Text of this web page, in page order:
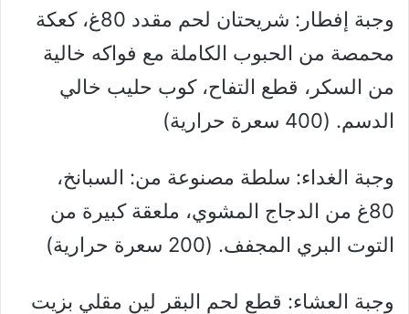
وجبة إفطار: شريحتان لحم مقدد 80غ، كعكة
محمصة من الحبوب الكاملة مع فواكه خالية
من السكر، قطع التفاح، كوب حليب خالي
الدسم. (400 سعرة حرارية)
وجبة الغداء: سلطة مصنوعة من: السبانخ،
80غ من الدجاج المشوي، ملعقة كبيرة من
التوت البري المجفف. (200 سعرة حرارية)
وجبة العشاء: قطع لحم البقر لين مقلي بزيت